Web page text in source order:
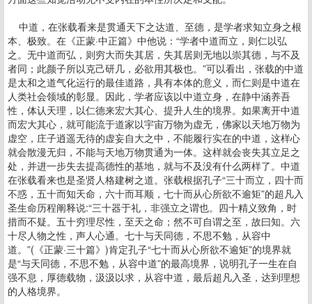
中道，在张载看来是贯通天下之达道、至德，是学者求知立身之根
本、极致。在《正蒙·中正篇》中他说：“学者中道而立，则仁以弘
之。无中道而弘，则穷大而失其居，失其居则无地以崇其德，与不及
者同；此颜子所以克己研几，必欲用其极也。”可以看出，张载的中道
是太和之道气化运行的最佳道路，具有本体的意义，而仁则是中道在
人类社会领域的彰显。因此，学者应该以中道立身，在静中涵养吾
性，体认天理，以仁德来宏大其心、提升人生的境界。如果离开中道
而宏大其心，就可能流于道家以宇宙万物为虚无，佛家以天地万物为
虚空，庄子逍遥无待的虚妄自大之中，不能履行实在的中道，这样心
就会散漫无归，不能与天地万物贯通为一体。这样就会丧失其立足之
处，并进一步失去提高德性的基地，就与不及没有什么两样了。中道
在张载看来也是圣贤人格建树之道。张载根据孔子“三十而立，四十而
不惑，五十而知天命，六十而耳顺，七十而从心所欲不逾矩”的超凡入
圣生命历程阐释说:“三十器于礼，非强立之谓也。四十精义致角，时
措而不疑。五十穷理尽性，至天之命；然不可自谓之至，故曰知。六
十尽人物之性，声人心通。七十与天同德，不思不勉，从容中
道。”(《正蒙·三十篇》)肯定孔子“七十而从心所欲不逾矩”的境界就
是“与天同德，不思不勉，从容中道”的最高境界，说明孔子一生在自
强不息，厚德载物，汲汲以求，从容中道，最后超凡入圣，达到理想
的人格境界。